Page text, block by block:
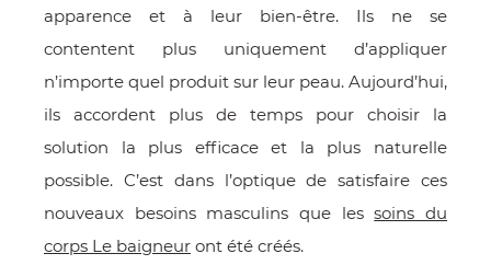
FRAICHE
apparence et à leur bien-être. Ils ne se
contentent plus uniquement d’appliquer
n’importe quel produit sur leur peau. Aujourd’hui,
ils accordent plus de temps pour choisir la
solution la plus efficace et la plus naturelle
possible. C’est dans l’optique de satisfaire ces
nouveaux besoins masculins que lessoins du
corps Le baigneur ont été créés.